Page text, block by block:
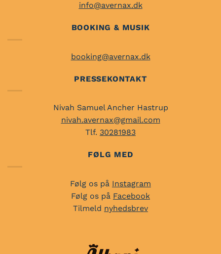
info@avernax.dk
BOOKING & MUSIK
booking@avernax.dk
PRESSEKONTAKT
Nivah Samuel Ancher Hastrup
nivah.avernax@gmail.com
Tlf. 30281983
FØLG MED
Følg os på Instagram
Følg os på Facebook
Tilmeld nyhedsbrev